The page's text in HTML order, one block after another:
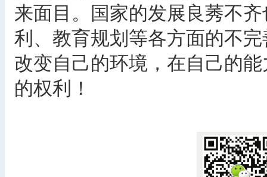
来面目。国家的发展良莠不
利、教育规划等各方面的不
改变自己的环境，在自己的
的权利！